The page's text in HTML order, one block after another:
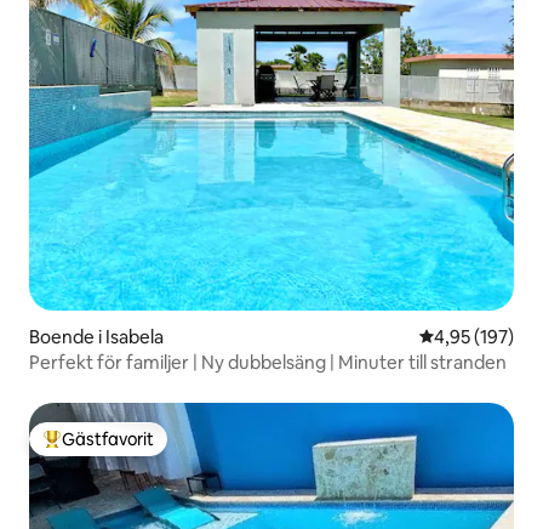
Boende i Isabela 4,95 av 5 i
4,95 (197)
Perfekt för familjer | Ny dubbelsäng | Minuter till stranden
Populär gästfavorit
Gästfavorit